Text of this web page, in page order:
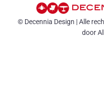
© Decennia Design | Alle
door